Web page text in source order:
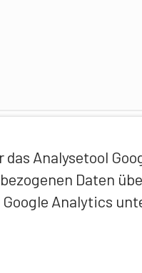
Analysetool
Daten
Analytics
Hochschule
Sport Magglingen
Schweiz